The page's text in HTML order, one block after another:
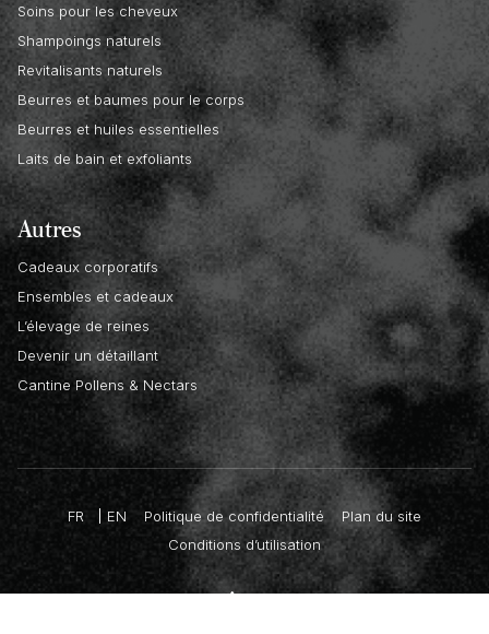
Soins pour les cheveux
Shampoings naturels
Revitalisants naturels
Beurres et baumes pour le corps
Beurres et huiles essentielles
Laits de bain et exfoliants
Autres
Cadeaux corporatifs
Ensembles et cadeaux
L’élevage de reines
Devenir un détaillant
Cantine Pollens & Nectars
FR EN Politique de confidentialité
Plan du site
Conditions d’utilisation